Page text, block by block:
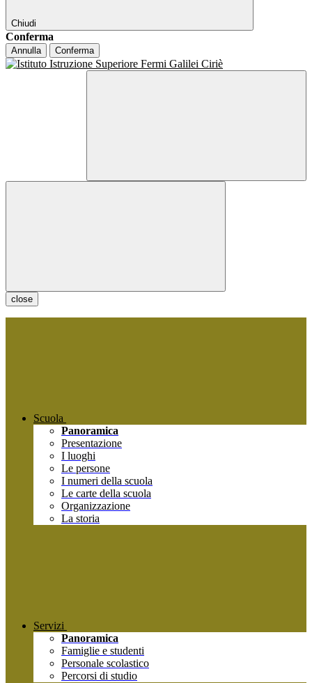
Chiudi
Conferma
Annulla Conferma
close
Scuola
Panoramica
Presentazione
I luoghi
Le persone
I numeri della scuola
Le carte della scuola
Organizzazione
La storia
Servizi
Panoramica
Famiglie e studenti
Personale scolastico
Percorsi di studio